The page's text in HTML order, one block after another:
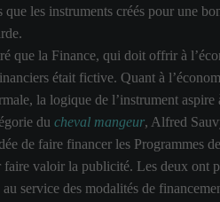
les instruments créés pour une
que la Finance, qui doit offrir à
était fictive. Quant à
la logique de l’instrument
du cheval mangeur, Alfred
de faire financer les Programmes
valoir la publicité. Les deux ont
service des modalités de